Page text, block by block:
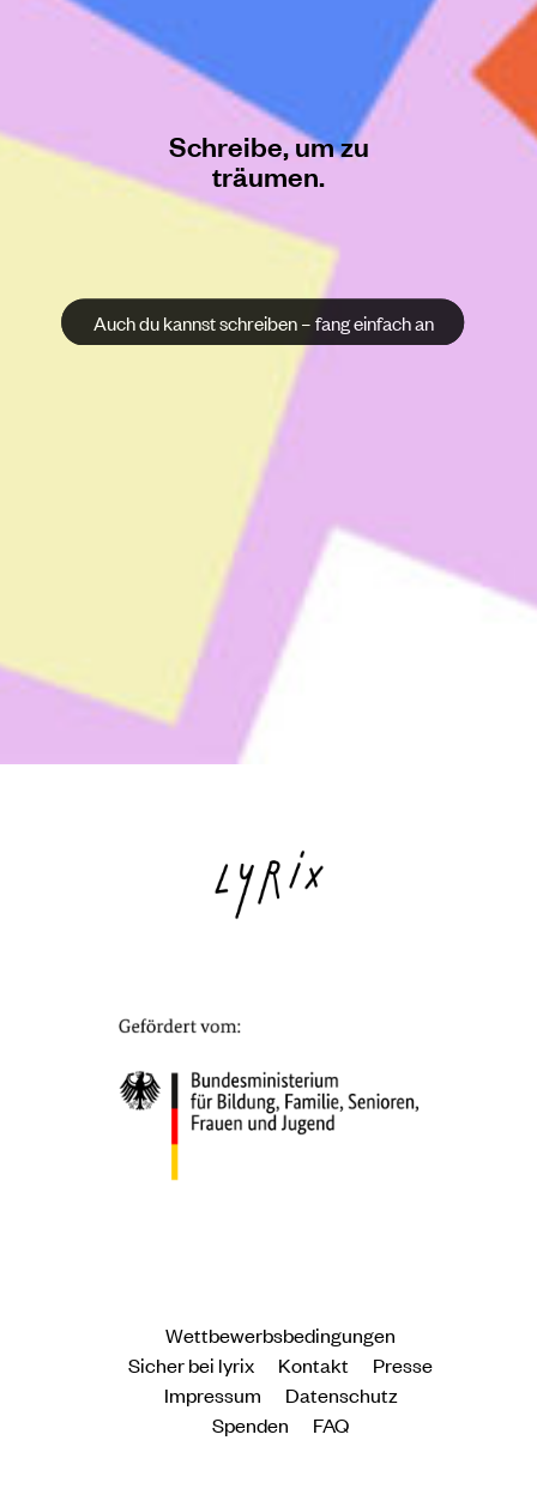
Auch du kannst schreiben – fang einfach an
Schreibe, um zu
träumen.
Wettbewerbsbedingungen
Sicher bei lyrix
Kontakt
Presse
Impressum
Datenschutz
Spenden
FAQ